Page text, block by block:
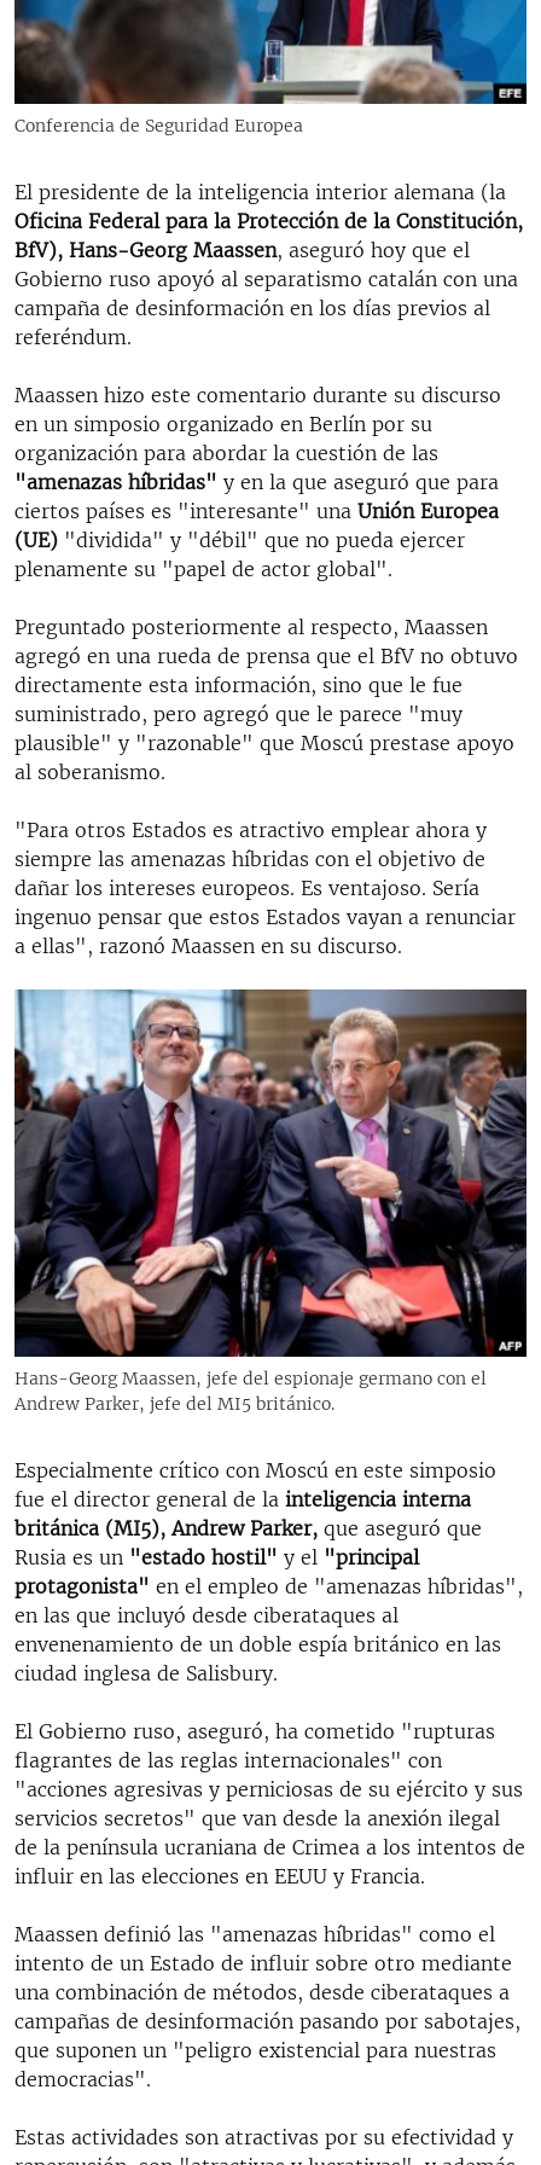
RADIO MARTÍ
ESPECIALES
ESPECIALES
SER VIEJO EN CUBA
KENTU-CUBANO
LOS SANTOS DE HIALEAH
DESINFORMACIÓN RUSA EN AMÉRICA LATINA
MULTIMEDIA
SÍGUENOS
Conferencia de Seguridad Europea
El presidente de la inteligencia interior alemana (la
Oficina Federal para la Protección de la Constitución,
BfV), Hans-Georg Maassen, aseguró hoy que el
Gobierno ruso apoyó al separatismo catalán con una
campaña de desinformación en los días previos al
referéndum.
Maassen hizo este comentario durante su discurso
en un simposio organizado en Berlín por su
organización para abordar la cuestión de las
"amenazas híbridas" y en la que aseguró que para
ciertos países es "interesante" una Unión Europea
(UE) "dividida" y "débil" que no pueda ejercer
plenamente su "papel de actor global".
Preguntado posteriormente al respecto, Maassen
agregó en una rueda de prensa que el BfV no obtuvo
directamente esta información, sino que le fue
suministrado, pero agregó que le parece "muy
plausible" y "razonable" que Moscú prestase apoyo
al soberanismo.
"Para otros Estados es atractivo emplear ahora y
siempre las amenazas híbridas con el objetivo de
dañar los intereses europeos. Es ventajoso. Sería
ingenuo pensar que estos Estados vayan a renunciar
a ellas", razonó Maassen en su discurso.
Hans-Georg Maassen, jefe del espionaje germano con el
Andrew Parker, jefe del MI5 británico.
Especialmente crítico con Moscú en este simposio
fue el director general de la inteligencia interna
británica (MI5), Andrew Parker, que aseguró que
Rusia es un "estado hostil" y el "principal
protagonista" en el empleo de "amenazas híbridas",
en las que incluyó desde ciberataques al
envenenamiento de un doble espía británico en las
ciudad inglesa de Salisbury.
El Gobierno ruso, aseguró, ha cometido "rupturas
flagrantes de las reglas internacionales" con
"acciones agresivas y perniciosas de su ejército y sus
servicios secretos" que van desde la anexión ilegal
de la península ucraniana de Crimea a los intentos de
influir en las elecciones en EEUU y Francia.
Maassen definió las "amenazas híbridas" como el
intento de un Estado de influir sobre otro mediante
una combinación de métodos, desde ciberataques a
campañas de desinformación pasando por sabotajes,
que suponen un "peligro existencial para nuestras
democracias".
Estas actividades son atractivas por su efectividad y